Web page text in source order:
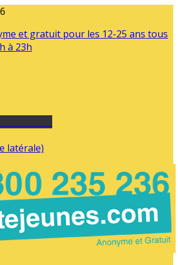
et gratuit pour les 12-25 ans tous
à 23h
latérale)